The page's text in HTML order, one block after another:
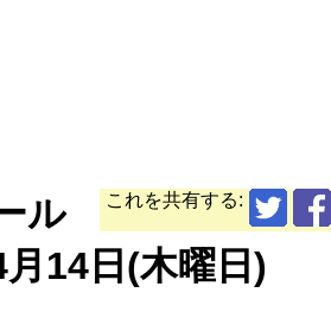
これを共有する:
ル
14日(木曜日)